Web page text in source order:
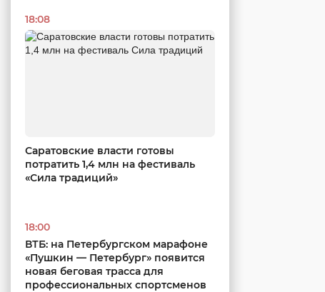
18:08
Саратовские власти готовы
потратить 1,4 млн на фестиваль
«Сила традиций»
18:00
ВТБ: на Петербургском марафоне
«Пушкин — Петербург» появится
новая беговая трасса для
профессиональных спортсменов